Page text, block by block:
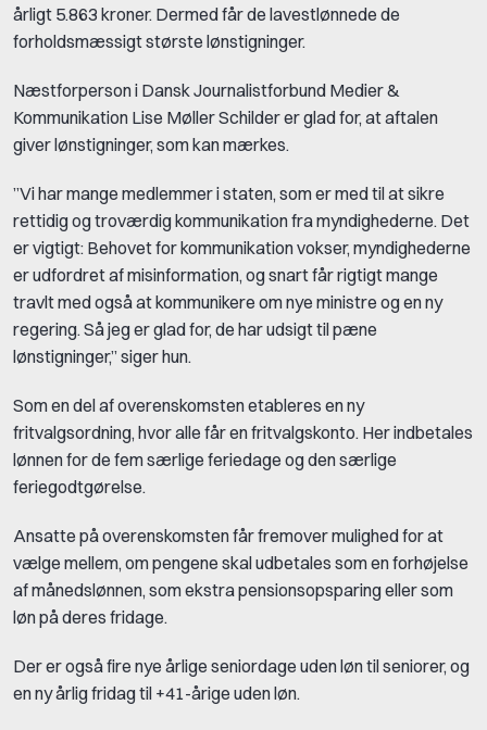
årligt 5.863 kroner. Dermed får de lavestlønnede de
forholdsmæssigt største lønstigninger.
Næstforperson i Dansk Journalistforbund Medier &
Kommunikation Lise Møller Schilder er glad for, at aftalen
giver lønstigninger, som kan mærkes.
”Vi har mange medlemmer i staten, som er med til at sikre
rettidig og troværdig kommunikation fra myndighederne. Det
er vigtigt: Behovet for kommunikation vokser, myndighederne
er udfordret af misinformation, og snart får rigtigt mange
travlt med også at kommunikere om nye ministre og en ny
regering. Så jeg er glad for, de har udsigt til pæne
lønstigninger,” siger hun.
Som en del af overenskomsten etableres en ny
fritvalgsordning, hvor alle får en fritvalgskonto. Her indbetales
lønnen for de fem særlige feriedage og den særlige
feriegodtgørelse.
Ansatte på overenskomsten får fremover mulighed for at
vælge mellem, om pengene skal udbetales som en forhøjelse
af månedslønnen, som ekstra pensionsopsparing eller som
løn på deres fridage.
Der er også fire nye årlige seniordage uden løn til seniorer, og
en ny årlig fridag til +41-årige uden løn.